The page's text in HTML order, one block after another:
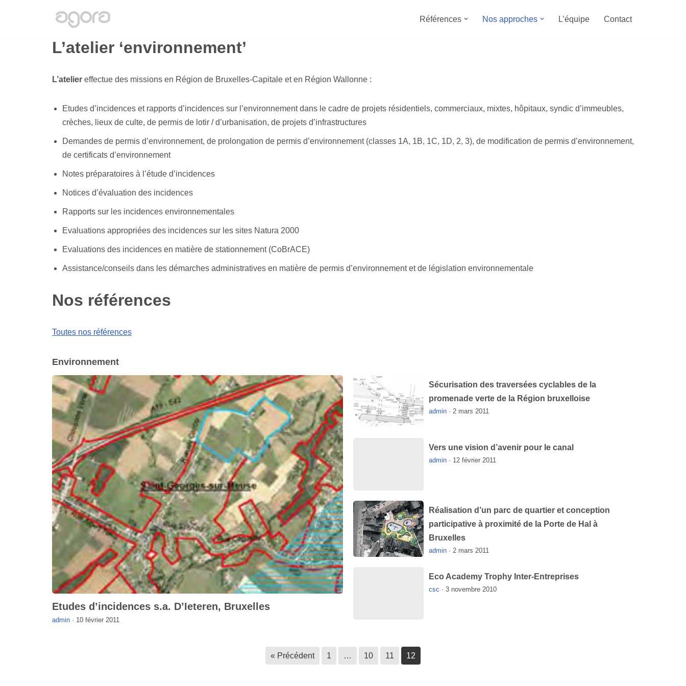
Références Nos approches L’équipe Contact
L’atelier ‘environnement’
L’atelier effectue des missions en Région de Bruxelles-Capitale et en Région Wallonne :
Etudes d’incidences et rapports d’incidences sur l’environnement dans le cadre de projets résidentiels, commerciaux, mixtes, hôpitaux, syndic d’immeubles,
crèches, lieux de culte, de permis de lotir / d’urbanisation, de projets d’infrastructures
Demandes de permis d’environnement, de prolongation de permis d’environnement (classes 1A, 1B, 1C, 1D, 2, 3), de modification de permis d’environnement,
de certificats d’environnement
Notes préparatoires à l’étude d’incidences
Notices d’évaluation des incidences
Rapports sur les incidences environnementales
Evaluations appropriées des incidences sur les sites Natura 2000
Evaluations des incidences en matière de stationnement (CoBrACE)
Assistance/conseils dans les démarches administratives en matière de permis d’environnement et de législation environnementale
Nos références
Toutes nos références
Environnement
Etudes d’incidences s.a. D’Ieteren, Bruxelles
admin · 10 février 2011
Sécurisation des traversées cyclables de la
promenade verte de la Région bruxelloise
admin· 2 mars 2011
Vers une vision d’avenir pour le canal
admin· 12 février 2011
Réalisation d’un parc de quartier et conception
participative à proximité de la Porte de Hal à
Bruxelles
admin· 2 mars 2011
Eco Academy Trophy Inter-Entreprises
csc · 3 novembre 2010
« Précédent 1 … 10 11 12